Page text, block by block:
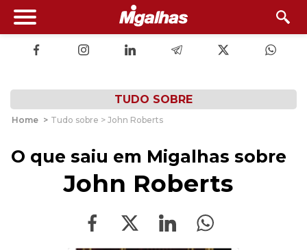
TUDO SOBRE
Home > Tudo sobre > John Roberts
O que saiu em Migalhas sobre
John Roberts